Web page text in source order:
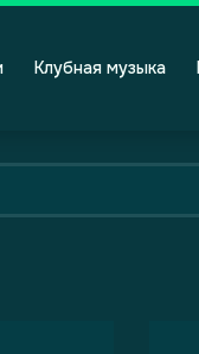
Клубная музыка